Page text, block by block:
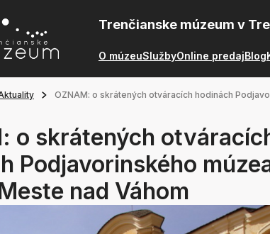
Trenčianske múzeum v
O múzeuSlužbyOnline predajBlog
OZNAM: o skrátených otváracích hodinách
o skrátených
Podjavorinského
nad Váhom